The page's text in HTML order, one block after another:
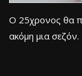
Ο 25χρονος θα
ακόμη μια σεζόν.